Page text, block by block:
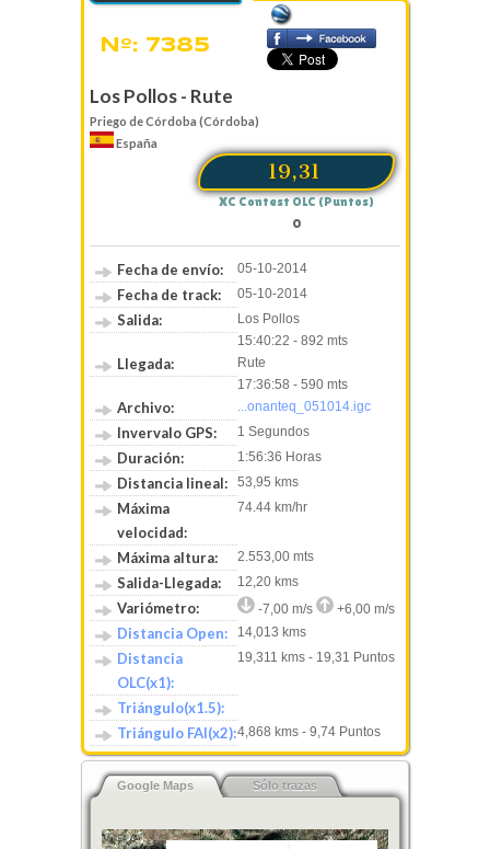
Nº: 7385
Los Pollos - Rute
Priego de Córdoba (Córdoba)
España
19,31
XC Contest OLC (Puntos)
0
Fecha de envío: 05-10-2014
Fecha de track: 05-10-2014
Salida:
Los Pollos
15:40:22 - 892 mts
Llegada:
Rute
17:36:58 - 590 mts
Archivo: ...onanteq_051014.igc
Invervalo GPS: 1 Segundos
Duración: 1:56:36 Horas
Distancia lineal: 53,95 kms
Máxima
velocidad:
74.44 km/hr
Máxima altura: 2.553,00 mts
Salida-Llegada: 12,20 kms
Variómetro: -7,00 m/s +6,00 m/s
Distancia Open: 14,013 kms
Distancia
OLC(x1):
19,311 kms - 19,31 Puntos
Triángulo(x1.5):
Triángulo FAI(x2):4,868 kms - 9,74 Puntos
Google Maps Sólo trazas